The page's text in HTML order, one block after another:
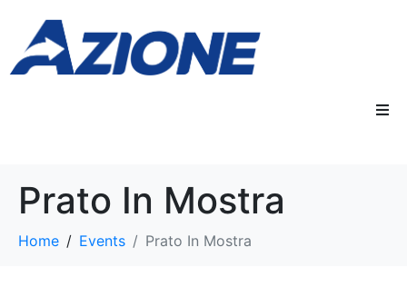
Prato In Mostra
Home Events Prato In Mostra